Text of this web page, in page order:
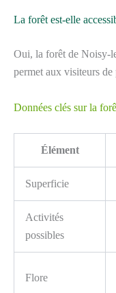
La forêt est-elle
Oui, la forêt de Noisy-
permet aux visiteurs
Données clés sur la
Élément
Superficie
Activités
possibles
Flore